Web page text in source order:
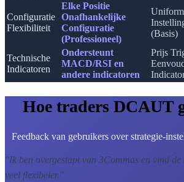
Configuratie
Flexibiliteit
Elke Positie
Onafhankelijke
Configuratie
(Professioneel)
(Basis)
Technische
Indicatoren
Ondersteunt
MACD/RSI en
andere indicatoren
Prijs
Hoe traders DCAUT
Feedback van gebruikers over strategie-
"Ik ben overgestapt van 3Commas en vind
veel flexibeler."